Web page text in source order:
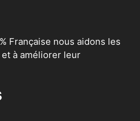
Française nous aidons les
à améliorer leur